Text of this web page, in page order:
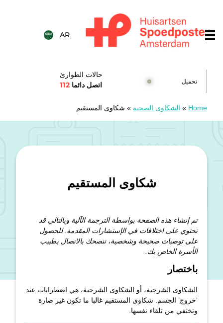
AR
تحميل
حالات الطوارئ
اتصل دائما 112
Home
» الشكاوى الصحية » شكاوى المستقيم
شكاوى المستقيم
تم إنشاء هذه الصفحة بواسطة الترجمة الآلية وبالتالي قد
تحتوي على اختلافات في الإستشارات المقدمة. للحصول
على توصيات صحيحة وشخصية، ننصحك بالاتصال بطبيب
الأسرة الخاص بك.
باختصار
الشكاوى الشرجية، أو الشكاوى الشرجية، هي اضطرابات عند
‘خروج’ الجسم. شكاوى المستقيم غالبا ما تكون غير ضارة
وتختفي من تلقاء نفسها.